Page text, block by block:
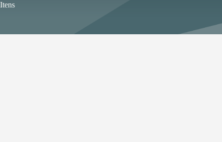
Itens